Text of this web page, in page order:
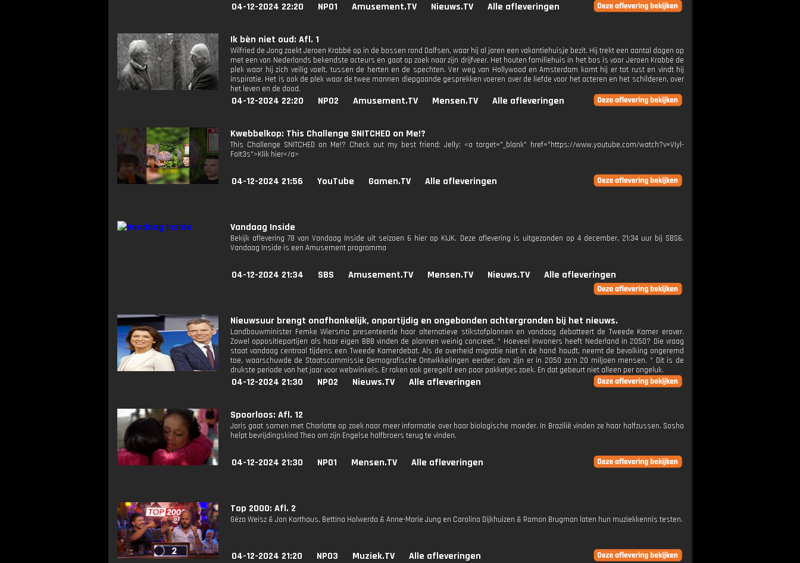
04-12-2024 22:20 NPO1 Amusement.TV Nieuws.TV Alle afleveringen
Ik bèn niet oud: Afl. 1
Wilfried de Jong zoekt Jeroen Krabbé op in de bossen rond Dalfsen, waar hij al jaren een vakantiehuisje bezit. Hij trekt een aantal dagen op
met een van Nederlands bekendste acteurs en gaat op zoek naar zijn drijfveer. Het houten familiehuis in het bos is voor Jeroen Krabbé de
plek waar hij zich veilig voelt, tussen de herten en de spechten. Ver weg van Hollywood en Amsterdam komt hij er tot rust en vindt hij
inspiratie. Het is ook de plek waar de twee mannen diepgaande gesprekken voeren over de liefde voor het acteren en het schilderen, over
het leven en de dood.
04-12-2024 22:20 NPO2 Amusement.TV Mensen.TV Alle afleveringen
Kwebbelkop: This Challenge SNITCHED on Me!?
This Challenge SNITCHED on Me!? Check out my best friend: Jelly: <a target="_blank" href="https://www.youtube.com/watch?v=VIyl-
FoIt3s">Klik hier</a>
04-12-2024 21:56 YouTube Gamen.TV Alle afleveringen
Vandaag Inside
Bekijk aflevering 78 van Vandaag Inside uit seizoen 6 hier op KIJK. Deze aflevering is uitgezonden op 4 december, 21:34 uur bij SBS6.
Vandaag Inside is een Amusement programma
04-12-2024 21:34 SBS Amusement.TV Mensen.TV Nieuws.TV Alle afleveringen
Nieuwsuur brengt onafhankelijk, onpartijdig en ongebonden achtergronden bij het nieuws.
Landbouwminister Femke Wiersma presenteerde haar alternatieve stikstofplannen en vandaag debatteert de Tweede Kamer erover.
Zowel oppositiepartijen als haar eigen BBB vinden de plannen weinig concreet. * Hoeveel inwoners heeft Nederland in 2050? Die vraag
staat vandaag centraal tijdens een Tweede Kamerdebat. Als de overheid migratie niet in de hand houdt, neemt de bevolking ongeremd
toe, waarschuwde de Staatscommissie Demografische Ontwikkelingen eerder: dan zijn er in 2050 zo'n 20 miljoen mensen. * Dit is de
drukste periode van het jaar voor webwinkels. Er raken ook geregeld een paar pakketjes zoek. En dat gebeurt niet alleen per ongeluk.
04-12-2024 21:30 NPO2 Nieuws.TV Alle afleveringen
Spoorloos: Afl. 12
Joris gaat samen met Charlotte op zoek naar meer informatie over haar biologische moeder. In Brazilië vinden ze haar halfzussen. Sosha
helpt bevrijdingskind Theo om zijn Engelse halfbroers terug te vinden.
04-12-2024 21:30 NPO1 Mensen.TV Alle afleveringen
Top 2000: Afl. 2
Géza Weisz & Jon Karthaus, Bettina Holwerda & Anne-Marie Jung en Carolina Dijkhuizen & Ramon Brugman laten hun muziekkennis testen.
04-12-2024 21:20 NPO3 Muziek.TV Alle afleveringen